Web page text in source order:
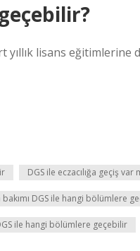
yıllık lisans eğitimlerine
DGS ile eczacılığa geçiş var
bakımı DGS ile hangi bölümlere
ile hangi bölümlere geçebilir